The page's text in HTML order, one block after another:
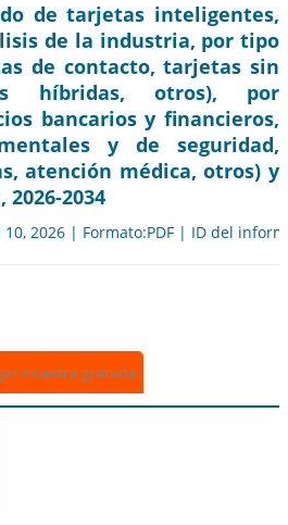
de tarjetas inteligentes,
de la industria, por tipo
de contacto, tarjetas sin
híbridas, otros), por
bancarios y financieros,
y de seguridad,
atención médica, otros) y
2034
2026 | Formato:PDF | ID del
muestra gratuita